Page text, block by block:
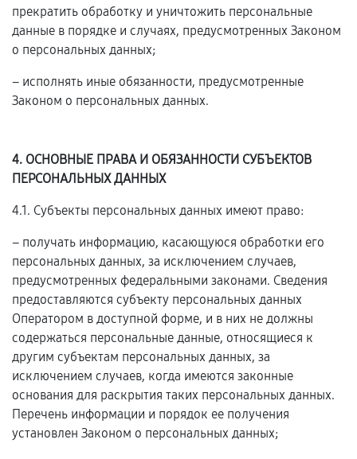
прекратить обработку и уничтожить персональные
данные в порядке и случаях, предусмотренных Законом
о персональных данных;
– исполнять иные обязанности, предусмотренные
Законом о персональных данных.
4. ОСНОВНЫЕ ПРАВА И ОБЯЗАННОСТИ СУБЪЕКТОВ
ПЕРСОНАЛЬНЫХ ДАННЫХ
4.1. Субъекты персональных данных имеют право:
– получать информацию, касающуюся обработки его
персональных данных, за исключением случаев,
предусмотренных федеральными законами. Сведения
предоставляются субъекту персональных данных
Оператором в доступной форме, и в них не должны
содержаться персональные данные, относящиеся к
другим субъектам персональных данных, за
исключением случаев, когда имеются законные
основания для раскрытия таких персональных данных.
Перечень информации и порядок ее получения
установлен Законом о персональных данных;